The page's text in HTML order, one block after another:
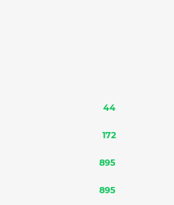
44
172
895
895